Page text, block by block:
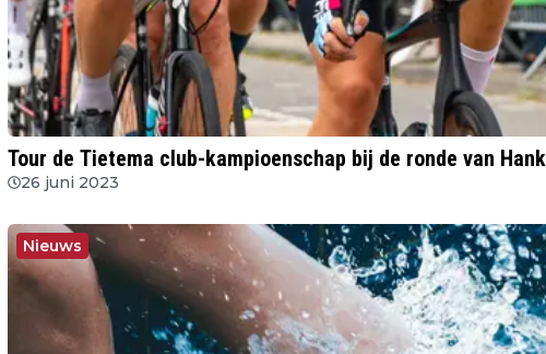
Tour de Tietema club-kampioenschap bij de ronde van Hank
26 juni 2023
Nieuws